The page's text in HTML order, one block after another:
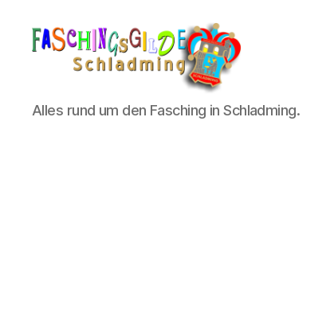
Schladminger
Fasching
Alles rund um den Fasching in Schladming.